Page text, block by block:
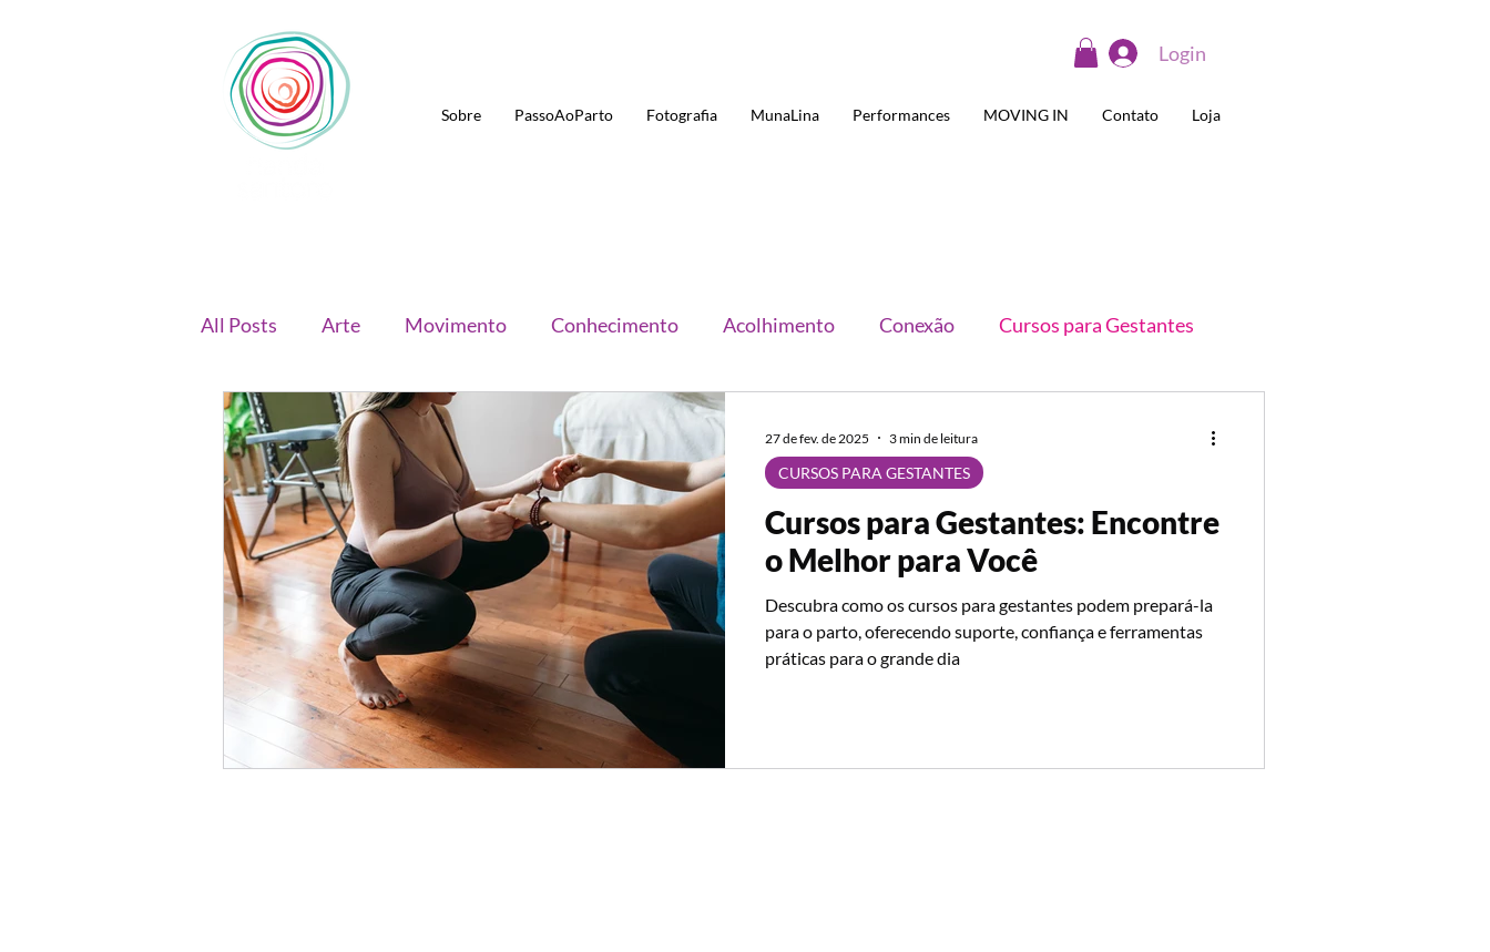
Login
Sobre PassoAoParto Fotografia MunaLina Performances MOVING IN Contato Loja
All Posts Arte Movimento Conhecimento Acolhimento Conexão Cursos para Gestantes
Cursos para Gestantes: Encontre
o Melhor para Você
Descubra como os cursos para gestantes podem prepará-la
para o parto, oferecendo suporte, confiança e ferramentas
práticas para o grande dia
CURSOS PARA GESTANTES
27 de fev. de 2025 3 min de leitura